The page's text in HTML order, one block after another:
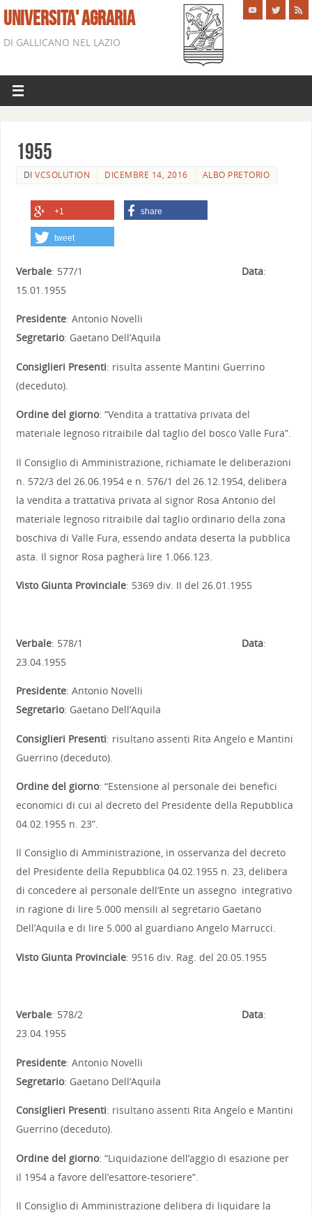
UNIVERSITA' AGRARIA
DI GALLICANO NEL LAZIO
1955
DIVCSOLUTION DICEMBRE 14, 2016 ALBO PRETORIO
+1 share
tweet
Verbale: 577/1 Data:
15.01.1955
Presidente: Antonio Novelli
Segretario: Gaetano Dell’Aquila
Consiglieri Presenti: risulta assente Mantini Guerrino
(deceduto).
Ordine del giorno: “Vendita a trattativa privata del
materiale legnoso ritraibile dal taglio del bosco Valle Fura”.
Il Consiglio di Amministrazione, richiamate le deliberazioni
n. 572/3 del 26.06.1954 e n. 576/1 del 26.12.1954, delibera
la vendita a trattativa privata al signor Rosa Antonio del
materiale legnoso ritraibile dal taglio ordinario della zona
boschiva di Valle Fura, essendo andata deserta la pubblica
asta. Il signor Rosa pagherà lire 1.066.123.
Visto Giunta Provinciale: 5369 div. II del 26.01.1955
Verbale: 578/1 Data:
23.04.1955
Presidente: Antonio Novelli
Segretario: Gaetano Dell’Aquila
Consiglieri Presenti: risultano assenti Rita Angelo e Mantini
Guerrino (deceduto).
Ordine del giorno: “Estensione al personale dei benefici
economici di cui al decreto del Presidente della Repubblica
04.02.1955 n. 23”.
Il Consiglio di Amministrazione, in osservanza del decreto
del Presidente della Repubblica 04.02.1955 n. 23, delibera
di concedere al personale dell’Ente un assegno integrativo
in ragione di lire 5.000 mensili al segretario Gaetano
Dell’Aquila e di lire 5.000 al guardiano Angelo Marrucci.
Visto Giunta Provinciale: 9516 div. Rag. del 20.05.1955
Verbale: 578/2 Data:
23.04.1955
Presidente: Antonio Novelli
Segretario: Gaetano Dell’Aquila
Consiglieri Presenti: risultano assenti Rita Angelo e Mantini
Guerrino (deceduto).
Ordine del giorno: “Liquidazione dell’aggio di esazione per
il 1954 a favore dell’esattore-tesoriere”.
Il Consiglio di Amministrazione delibera di liquidare la